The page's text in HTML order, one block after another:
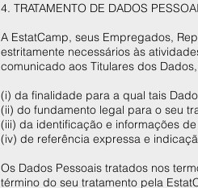
4. TRATAMENTO DE DADOS
A EstatCamp, seus Empregados,
estritamente necessários às
comunicado aos Titulares dos
(i) da finalidade para a qual tais
(ii) do fundamento legal para o seu
(iii) da identificação e informações
(iv) de referência expressa e
Os Dados Pessoais tratados nos
término do seu tratamento pela